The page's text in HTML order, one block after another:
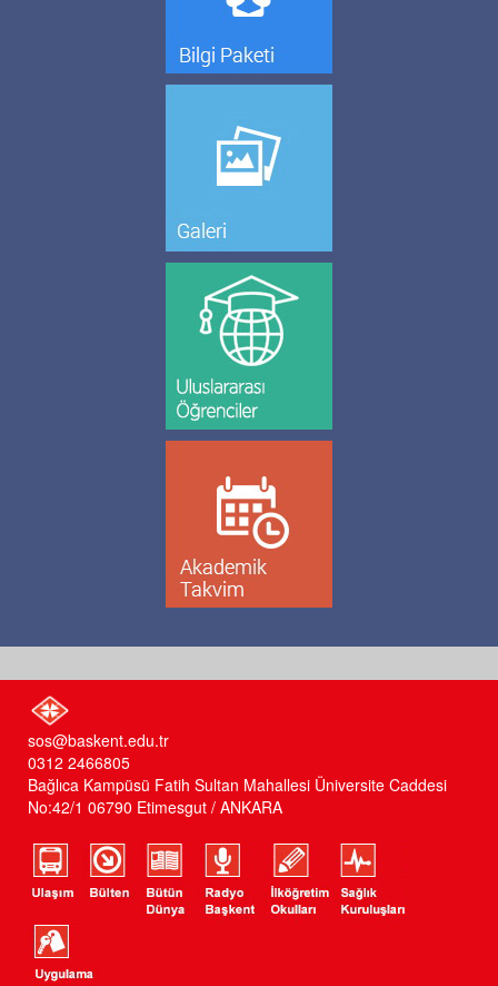
sos@baskent.edu.tr
0312 2466805
Bağlıca Kampüsü Fatih Sultan Mahallesi Üniversite Caddesi
No:42/1 06790 Etimesgut / ANKARA